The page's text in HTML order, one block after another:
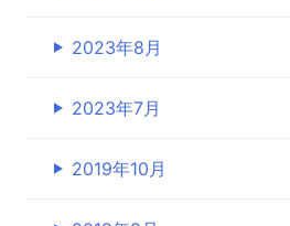
2023年8月
2023年7月
2019年10月